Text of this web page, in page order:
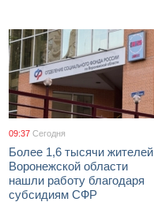
09:37 Сегодня
Более 1,6 тысячи жителей
Воронежской области
нашли работу благодаря
субсидиям СФР